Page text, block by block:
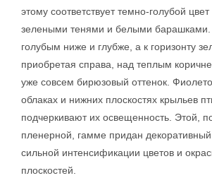
этому соответствует темно-голубой
зелеными тенями и белыми барашками.
голубым ниже и глубже, а к горизонту
приобретая справа, над теплым
уже совсем бирюзовый оттенок.
облаках и нижних плоскостях крыльев
подчеркивают их освещенность. Этой,
пленерной, гамме придан декоративный
сильной интенсификации цветов и
плоскостей.